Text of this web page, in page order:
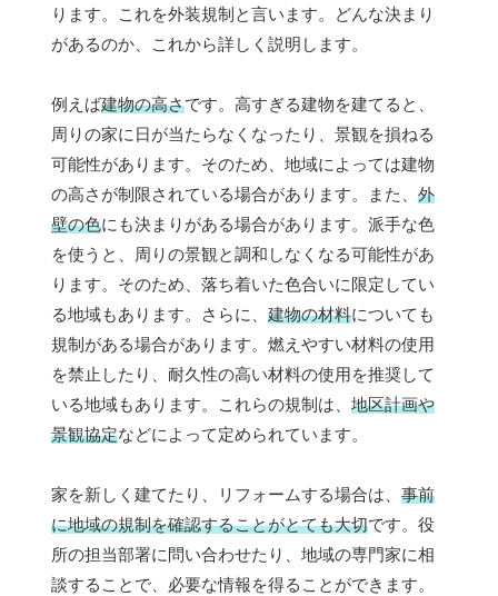
ります。これを外装規制と言います。どんな決まり
があるのか、これから詳しく説明します。
例えば建物の高さです。高すぎる建物を建てると、
周りの家に日が当たらなくなったり、景観を損ねる
可能性があります。そのため、地域によっては建物
の高さが制限されている場合があります。また、 外
壁の色にも決まりがある場合があります。派手な色
を使うと、周りの景観と調和しなくなる可能性があ
ります。そのため、落ち着いた色合いに限定してい
る地域もあります。さらに、 建物の材料についても
規制がある場合があります。燃えやすい材料の使用
を禁止したり、耐久性の高い材料の使用を推奨して
いる地域もあります。これらの規制は、 地区計画や
景観協定などによって定められています。
家を新しく建てたり、リフォームする場合は、 事前
に地域の規制を確認することがとても大切です。役
所の担当部署に問い合わせたり、地域の専門家に相
談することで、必要な情報を得ることができます。